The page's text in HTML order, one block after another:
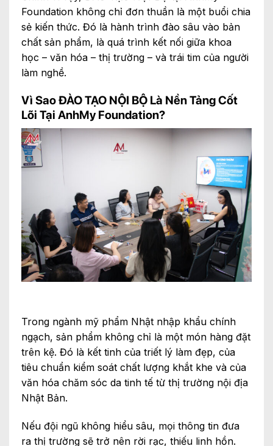
Foundation không chỉ đơn thuần là một buổi chia
sẻ kiến thức. Đó là hành trình đào sâu vào bản
chất sản phẩm, là quá trình kết nối giữa khoa
học – văn hóa – thị trường – và trái tim của người
làm nghề.
Vì Sao ĐÀO TẠO NỘI BỘ Là Nền Tảng Cốt
Lõi Tại AnhMy Foundation?
Trong ngành mỹ phẩm Nhật nhập khẩu chính
ngạch, sản phẩm không chỉ là một món hàng đặt
trên kệ. Đó là kết tinh của triết lý làm đẹp, của
tiêu chuẩn kiểm soát chất lượng khắt khe và của
văn hóa chăm sóc da tinh tế từ thị trường nội địa
Nhật Bản.
Nếu đội ngũ không hiểu sâu, mọi thông tin đưa
ra thị trường sẽ trở nên rời rạc, thiếu linh hồn.